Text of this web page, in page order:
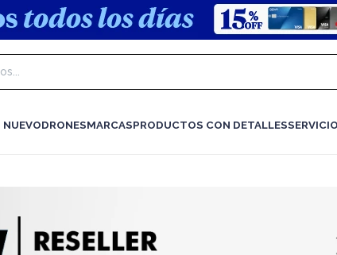
NUEVODRONESMARCASPRODUCTOS CON DETALLES